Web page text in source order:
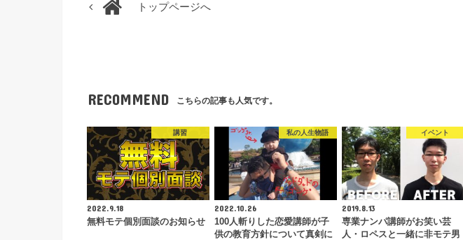
トップページへ
RECOMMEND こちらの記事も人気です。
講習
2022.9.18
無料モテ個別面談のお知らせ
私の人生物語
2022.10.26
100人斬りした恋愛講師が子
供の教育方針について真剣に
イベント
2019.8.13
専業ナンパ講師がお笑い芸
人・ロペスと一緒に非モテ男